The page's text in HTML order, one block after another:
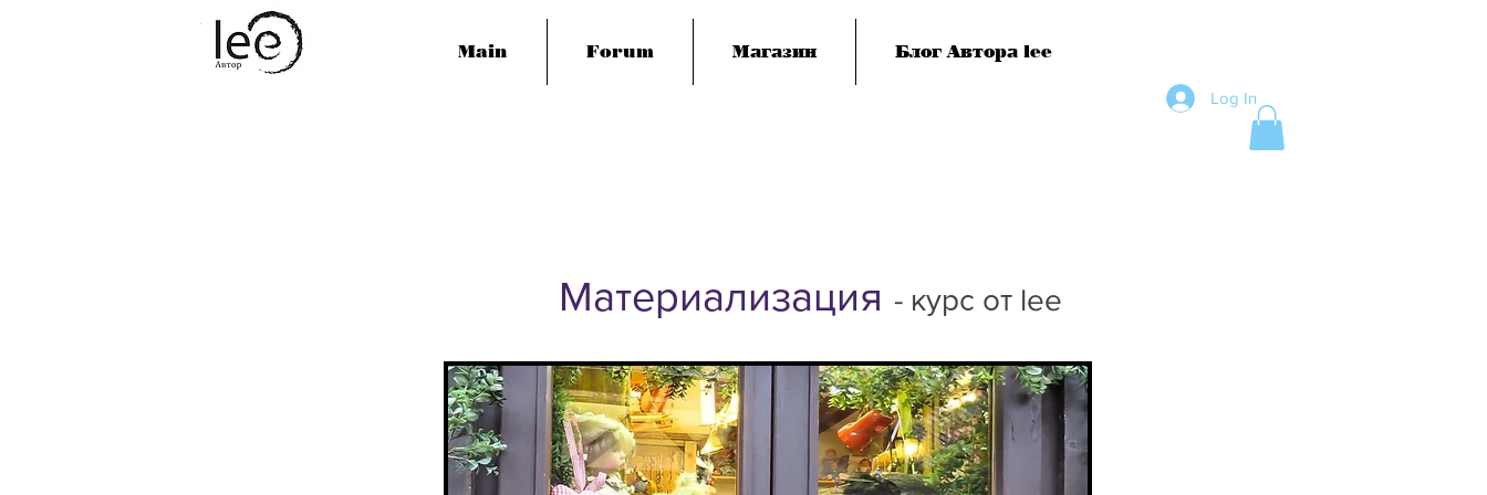
Main Forum Магазин Блог Автора lee
Lee
Сознание
Log In
Материализация - курс от lee